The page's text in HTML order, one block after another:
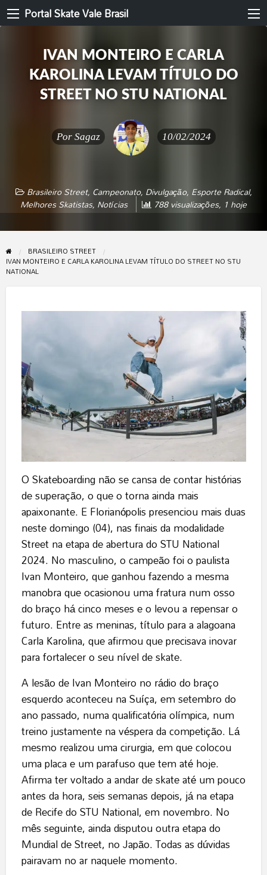
Portal Skate Vale Brasil
IVAN MONTEIRO E CARLA
KAROLINA LEVAM TÍTULO DO
STREET NO STU NATIONAL
Por Sagaz 10/02/2024
Brasileiro Street, Campeonato, Divulgação, Esporte Radical,
Melhores Skatistas, Notícias 788 visualizações, 1 hoje
BRASILEIRO STREET
IVAN MONTEIRO E CARLA KAROLINA LEVAM TÍTULO DO STREET NO STU
NATIONAL
O Skateboarding não se cansa de contar histórias
de superação, o que o torna ainda mais
apaixonante. E Florianópolis presenciou mais duas
neste domingo (04), nas finais da modalidade
Street na etapa de abertura do STU National
2024. No masculino, o campeão foi o paulista
Ivan Monteiro, que ganhou fazendo a mesma
manobra que ocasionou uma fratura num osso
do braço há cinco meses e o levou a repensar o
futuro. Entre as meninas, título para a alagoana
Carla Karolina, que afirmou que precisava inovar
para fortalecer o seu nível de skate.
A lesão de Ivan Monteiro no rádio do braço
esquerdo aconteceu na Suíça, em setembro do
ano passado, numa qualificatória olímpica, num
treino justamente na véspera da competição. Lá
mesmo realizou uma cirurgia, em que colocou
uma placa e um parafuso que tem até hoje.
Afirma ter voltado a andar de skate até um pouco
antes da hora, seis semanas depois, já na etapa
de Recife do STU National, em novembro. No
mês seguinte, ainda disputou outra etapa do
Mundial de Street, no Japão. Todas as dúvidas
pairavam no ar naquele momento.